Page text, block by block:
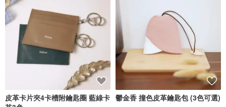
皮革卡片夾4卡槽附鑰匙圈 藍綠卡 鬱金香 撞色皮革鑰匙包 (3色可選)